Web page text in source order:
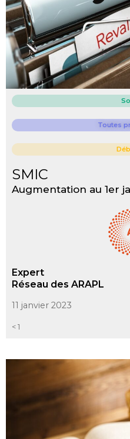
Toutes
SMIC
Augmentation au 1er
Expert
Réseau des ARAPL
11 janvier 2023
< 1